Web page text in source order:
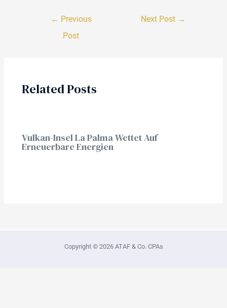
← Previous
Post
Next Post →
Related Posts
Vulkan-Insel La Palma Wettet Auf
Erneuerbare Energien
Copyright © 2026 ATAF & Co. CPAs